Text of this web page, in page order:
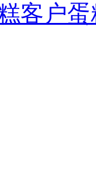
客户蛋